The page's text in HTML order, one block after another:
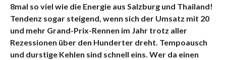
8mal so viel wie die Energie aus Salzburg und Thailand!
Tendenz sogar steigend, wenn sich der Umsatz mit 20
und mehr Grand-Prix-Rennen im Jahr trotz aller
Rezessionen über den Hunderter dreht. Tempoausch
und durstige Kehlen sind schnell eins. Wer da einen